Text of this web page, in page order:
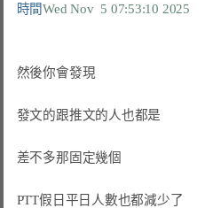
時間Wed Nov  5 07:53:10 2025
然後你會發現
發文的跟推文的人也都是
差不多那固定幾個
PTT假日平日人數也都減少了